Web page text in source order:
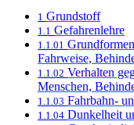
1 Grundstoff
1.1 Gefahrenlehre
1.1.01
Fahrweise,
1.1.02 Verhalten
Menschen,
1.1.03 Fahrbahn-
1.1.04 Dunkelheit